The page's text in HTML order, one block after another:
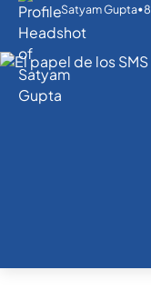
Satyam Gupta•8